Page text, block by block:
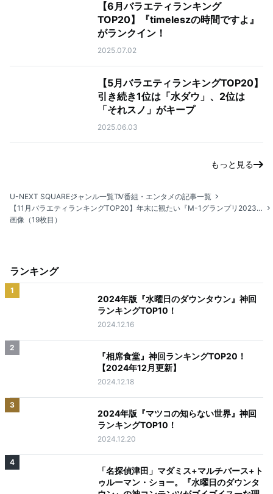
【6月バラエティランキング
TOP20】『timeleszの時間ですよ』
がランクイン！
2025.07.02
【5月バラエティランキングTOP20】
引き続き1位は「水ダウ」、2位は
「それスノ」がキープ
2025.06.03
もっと見る
U-NEXT SQUAREジャンル一覧TV番組・エンタメの記事一覧
【11月バラエティランキングTOP20】年末に観たい『M-1グランプリ2023』『キングオブコント2024（お笑いの日2024）』などお笑い番組が多数ランクイン！
画像（19枚目）
ランキング
1
2024年版『水曜日のダウンタウン』神回
ランキングTOP10！
2024.12.16
2
『相席食堂』神回ランキングTOP20！
【2024年12月更新】
2024.12.18
3
2024年版『マツコの知らない世界』神回
ランキングTOP10！
2024.12.20
4
「名探偵津田」マダミス+マルチバース+ト
ゥルーマン・ショー。『水曜日のダウンタ